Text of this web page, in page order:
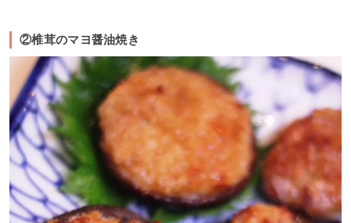
②椎茸のマヨ醤油焼き